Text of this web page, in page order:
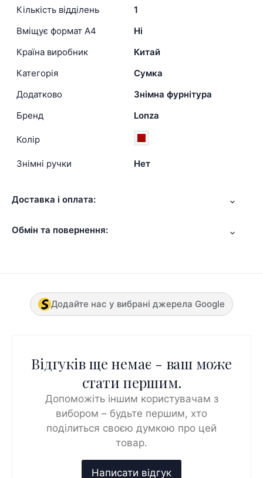
Кількість відділень
1
Вміщує формат А4
Ні
Країна виробник
Китай
Категорія
Сумка
Додатково
Знімна фурнітура
Бренд
Lonza
Колір
Знімні ручки Нет
Доставка і оплата:
Обмін та повернення:
Додайте нас у вибрані джерела Google
Відгуків ще немає - ваш може
стати першим.
Допоможіть іншим користувачам з
вибором – будьте першим, хто
поділиться своєю думкою про цей
товар.